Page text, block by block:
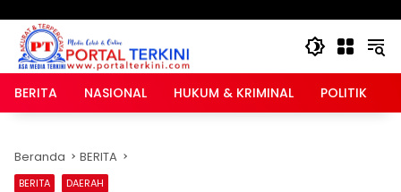
BERITA NASIONAL HUKUM & KRIMINAL POLITIK
Beranda BERITA
BERITA DAERAH